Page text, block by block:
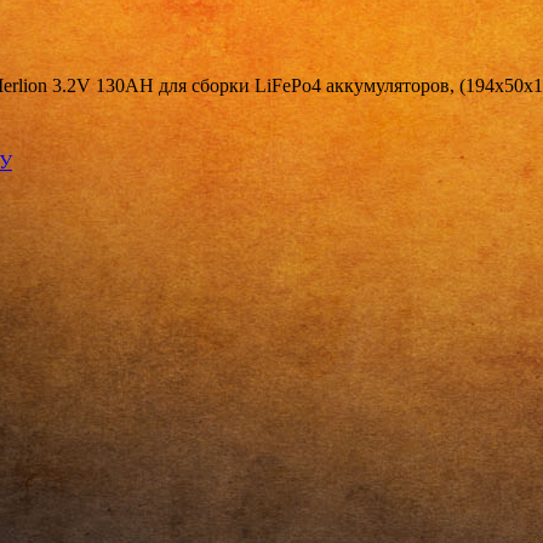
3.2V 130AH для сборки LiFePo4 аккумуляторов,